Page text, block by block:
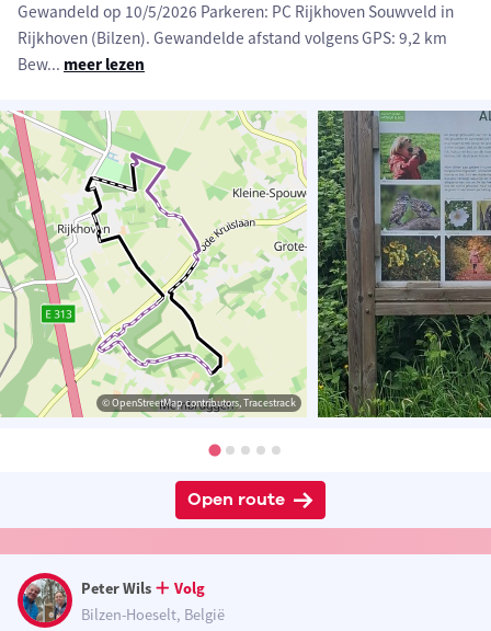
Gewandeld op 10/5/2026 Parkeren: PC Rijkhoven Souwveld in
Rijkhoven (Bilzen). Gewandelde afstand volgens GPS: 9,2 km
Bew... meer lezen
© OpenStreetMap contributors, Tracestrack
Open route
Peter Wils
Volg
Bilzen-Hoeselt, België